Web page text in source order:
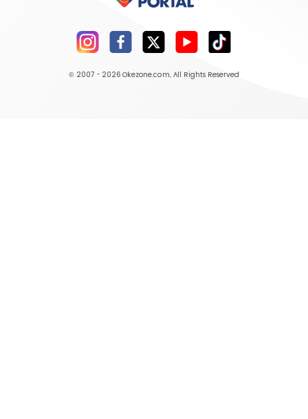
© 2007 - 2026 Okezone.com, All Rights Reserved